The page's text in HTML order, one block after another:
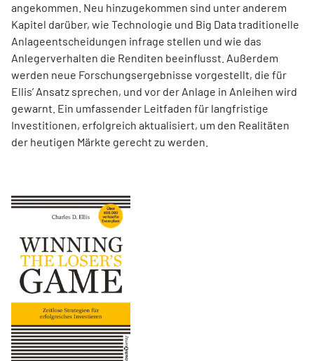
angekommen. Neu hinzugekommen sind unter anderem
Kapitel darüber, wie Technologie und Big Data traditionelle
Anlageentscheidungen infrage stellen und wie das
Anlegerverhalten die Renditen beeinflusst. Außerdem
werden neue Forschungsergebnisse vorgestellt, die für
Ellis’ Ansatz sprechen, und vor der Anlage in Anleihen wird
gewarnt. Ein umfassender Leitfaden für langfristige
Investitionen, erfolgreich aktualisiert, um den Realitäten
der heutigen Märkte gerecht zu werden.